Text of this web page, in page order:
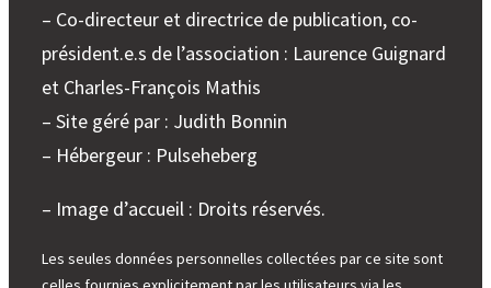
– Co-directeur et directrice de publication, co-
président.e.s de l’association : Laurence Guignard
et Charles-François Mathis
– Site géré par : Judith Bonnin
– Hébergeur : Pulseheberg
– Image d’accueil : Droits réservés.
Les seules données personnelles collectées par ce site sont